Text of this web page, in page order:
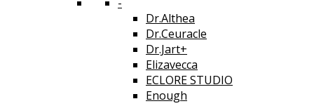
Dr.Althea
Dr.Ceuracle
Dr.Jart+
Elizavecca
ECLORE STUDIO
Enough